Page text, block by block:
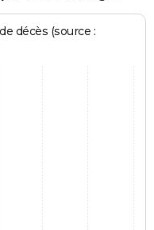
décès (source :